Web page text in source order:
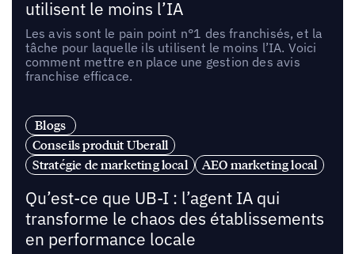
utilisent le moins l’IA
Les avis sont le pain point n°1 des franchisés, et la
tâche pour laquelle ils utilisent le moins l’IA. Voici
comment mettre en place une gestion des avis
franchise efficace.
Blogs
Conseils produit Uberall
Stratégie de marketing local
AEO marketing local
Qu’est-ce que UB-I : l’agent IA qui
transforme le chaos des établissements
en performance locale